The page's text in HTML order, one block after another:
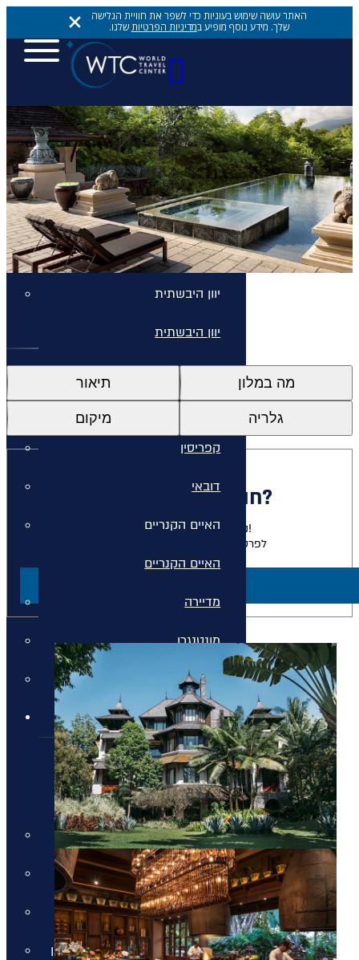
האתר עושה שימוש בעוגיות כדי לשפר את חוויית הגלישה
שלך. מידע נוסף מופיע במדיניות הפרטיותשלנו.
יעדים
יעדים
יעדים
אתונה
יוון היבשתית
יוון היבשתית
איי יוון
קפריסין
דובאי
האיים הקנריים
האיים הקנריים
מדיירה
מונטנגרו
סיישל
חבילות נופש
חבילות נופש
חבילות נופש
חופשות הכל כלול
חבילות למשפחות
מלונות למבוגרים בלבד
חבילות נופש בחגי תשרי באיי יוון
FOUR SEASONS CHIANG MAI
תיאור מה במלון
מיקום גלריה
חולמים להתארח כאן?
נשמח להגשים לכם את החלום!
לפרטים על חבילות למלון זה צרו קשר